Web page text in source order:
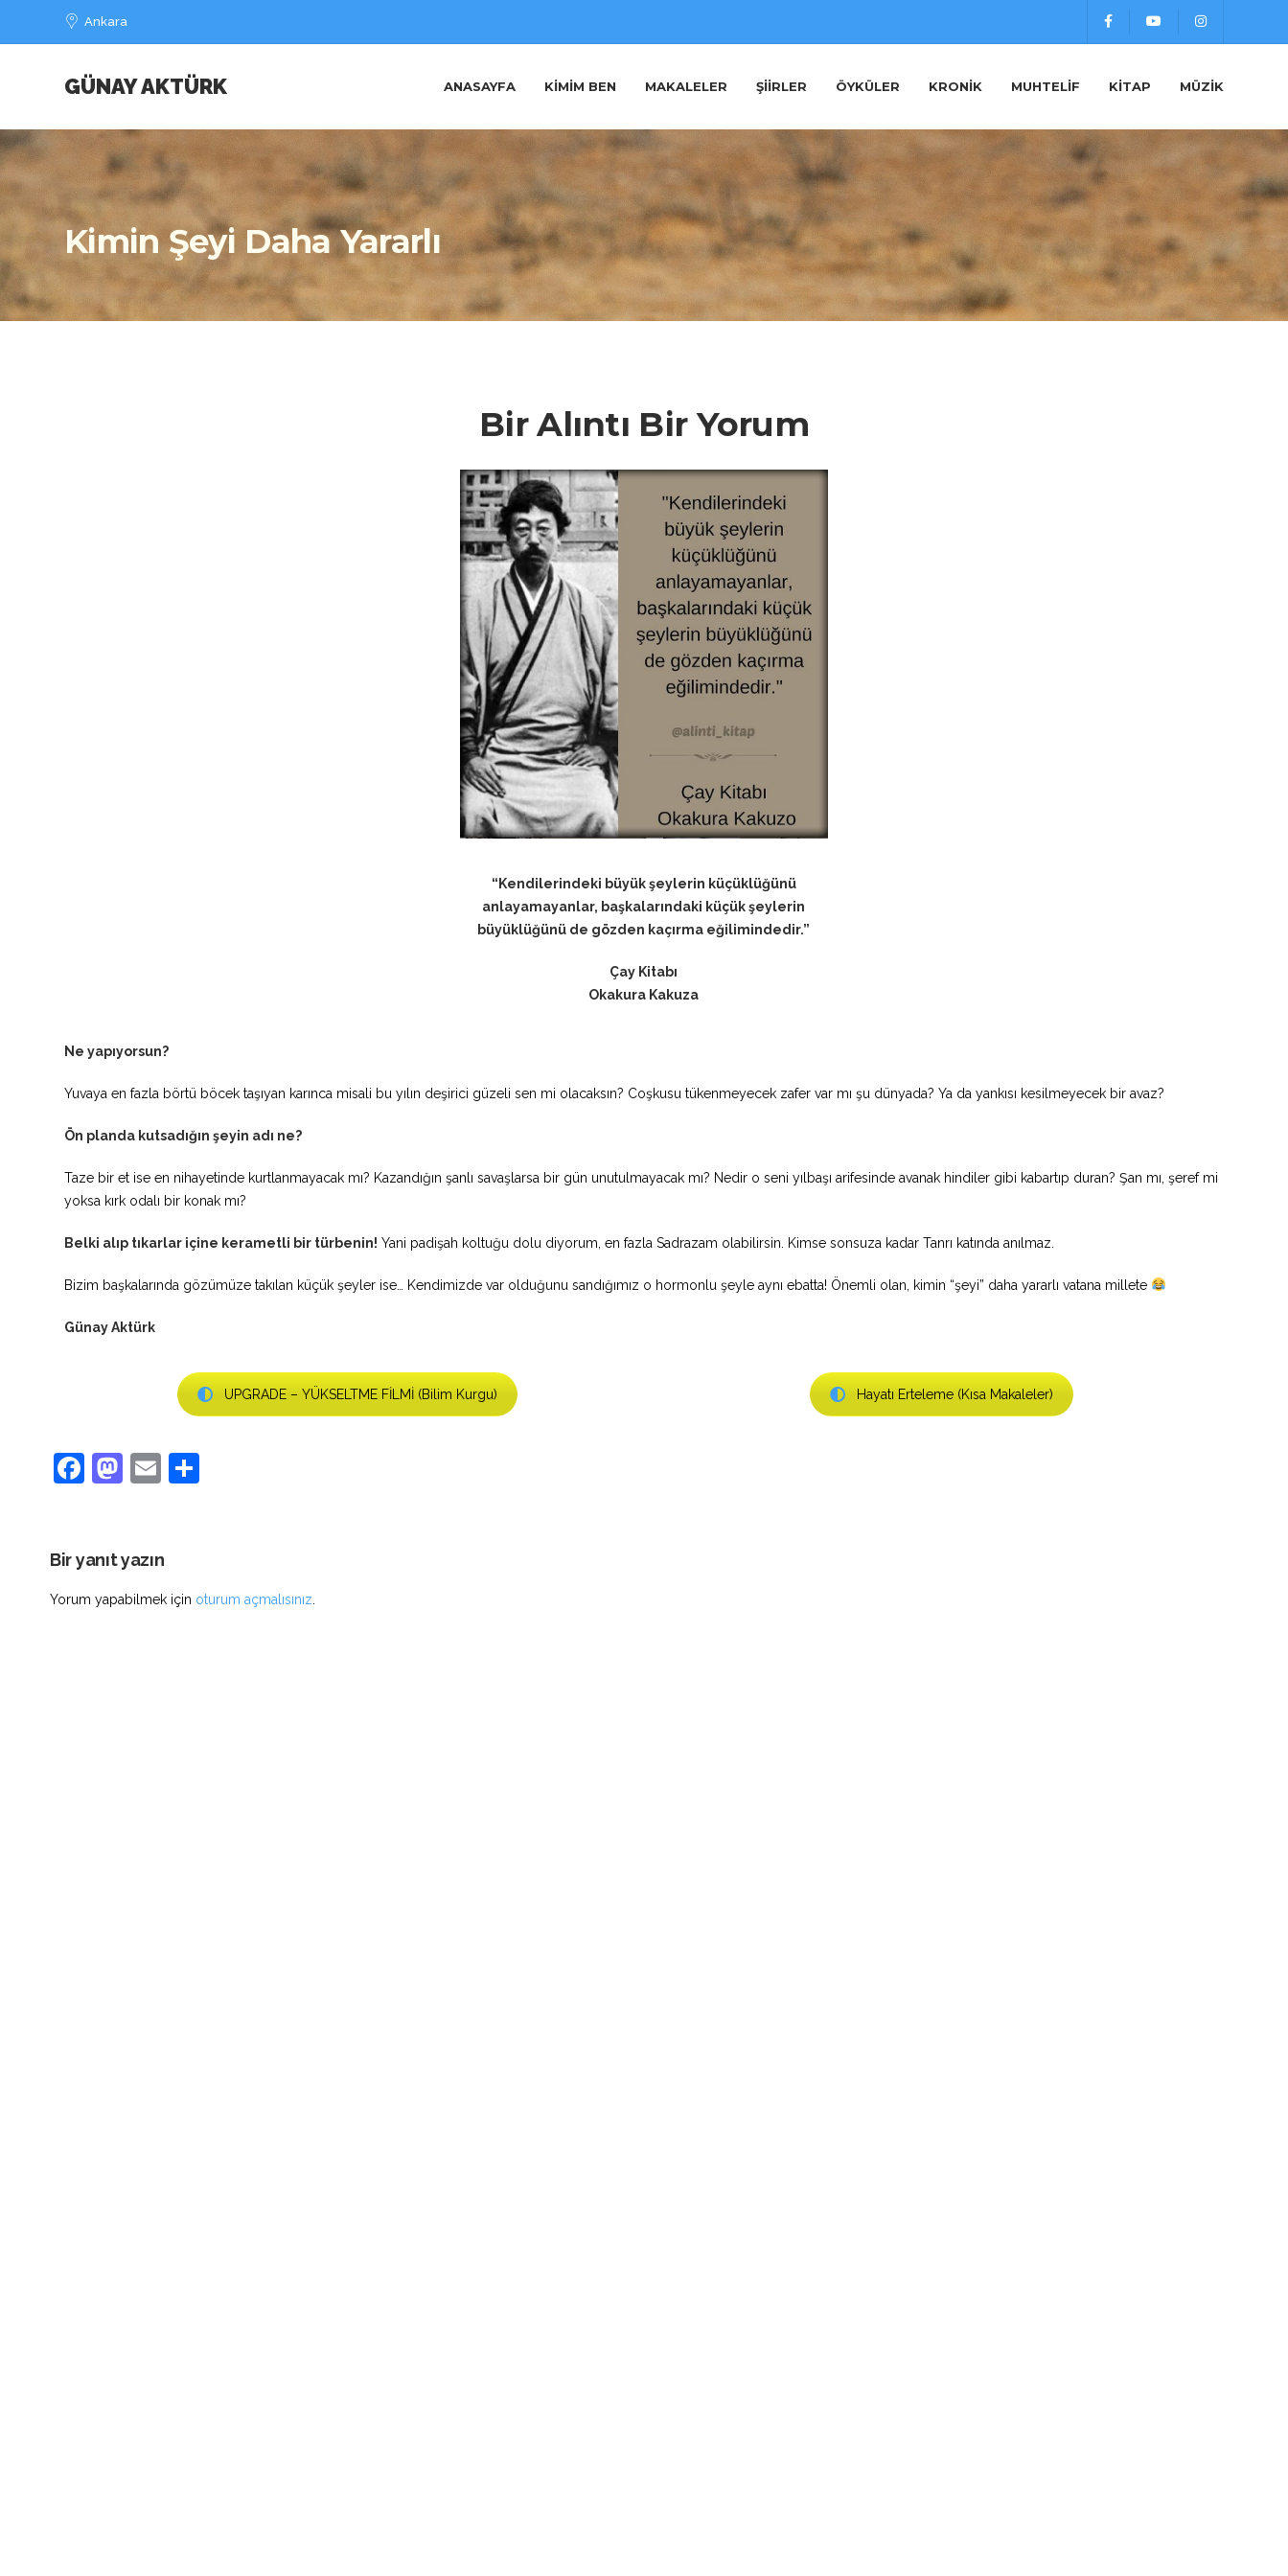
Ankara
GÜNAY AKTÜRK ANASAYFA KIMIM BEN MAKALELER ŞIIRLER ÖYKÜLER KRONIK MUHTELIF KITAP MÜZIK
Kimin Şeyi Daha Yararlı
Bir Alıntı Bir Yorum
“Kendilerindeki büyük şeylerin küçüklüğünü
anlayamayanlar, başkalarındaki küçük şeylerin
büyüklüğünü de gözden kaçırma eğilimindedir.”
Çay Kitabı
Okakura Kakuza
Ne yapıyorsun?
Yuvaya en fazla börtü böcek taşıyan karınca misali bu yılın deşirici güzeli sen mi olacaksın? Coşkusu tükenmeyecek zafer var mı şu dünyada? Ya da yankısı kesilmeyecek bir avaz?
Ön planda kutsadığın şeyin adı ne?
Taze bir et ise en nihayetinde kurtlanmayacak mı? Kazandığın şanlı savaşlarsa bir gün unutulmayacak mı? Nedir o seni yılbaşı arifesinde avanak hindiler gibi kabartıp duran? Şan mı, şeref mi
yoksa kırk odalı bir konak mı?
Belki alıp tıkarlar içine kerametli bir türbenin! Yani padişah koltuğu dolu diyorum, en fazla Sadrazam olabilirsin. Kimse sonsuza kadar Tanrı katında anılmaz.
Bizim başkalarında gözümüze takılan küçük şeyler ise… Kendimizde var olduğunu sandığımız o hormonlu şeyle aynı ebatta! Önemli olan, kimin “şeyi” daha yararlı vatana millete
Günay Aktürk
UPGRADE – YÜKSELTME FİLMİ (Bilim Kurgu) Hayatı Erteleme (Kısa Makaleler)
Facebook
Mastodon
Email
Bir yanıt yazın
Yorum yapabilmek için oturum açmalısınız